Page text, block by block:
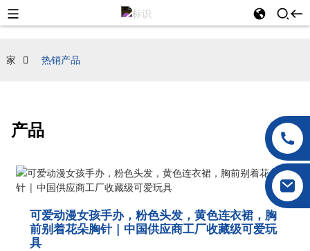
家 热销产品
产品
可爱动漫女孩手办，粉色头发，黄色连衣裙，胸
前别着花朵胸针 | 中国供应商工厂收藏级可爱玩
具